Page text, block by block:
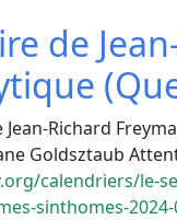
de
Jean-Richard
Goldsztaub
calendriers/le-
sinthomes-